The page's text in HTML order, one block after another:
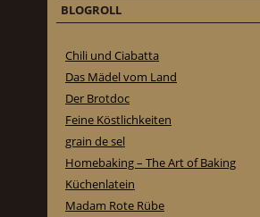
BLOGROLL
Chili und Ciabatta
Das Mädel vom Land
Der Brotdoc
Feine Köstlichkeiten
grain de sel
Homebaking – The Art of Baking
Küchenlatein
Madam Rote Rübe